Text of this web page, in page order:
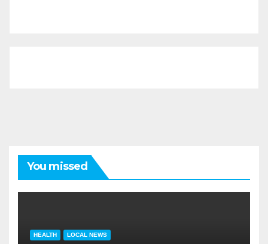
You missed
HEALTH LOCAL NEWS